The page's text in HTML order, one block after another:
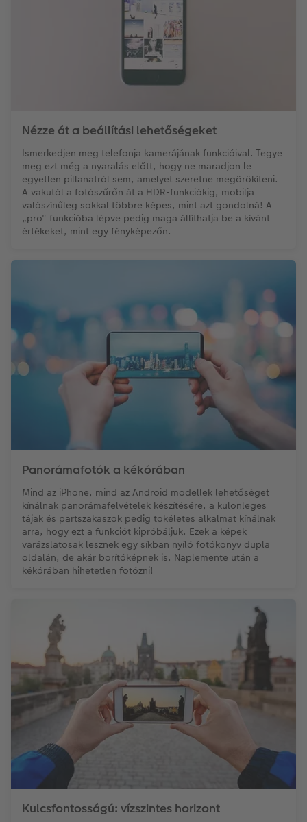
Nézze át a beállítási lehetőségeket
Ismerkedjen meg telefonja kamerájának funkcióival. Tegye
meg ezt még a nyaralás előtt, hogy ne maradjon le
egyetlen pillanatról sem, amelyet szeretne megörökíteni.
A vakutól a fotószűrőn át a HDR-funkciókig, mobilja
valószínűleg sokkal többre képes, mint azt gondolná! A
„pro" funkcióba lépve pedig maga állíthatja be a kívánt
értékeket, mint egy fényképezőn.
Panorámafotók a kékórában
Mind az iPhone, mind az Android modellek lehetőséget
kínálnak panorámafelvételek készítésére, a különleges
tájak és partszakaszok pedig tökéletes alkalmat kínálnak
arra, hogy ezt a funkciót kipróbáljuk. Ezek a képek
varázslatosak lesznek egy síkban nyíló fotókönyv dupla
oldalán, de akár borítóképnek is. Naplemente után a
kékórában hihetetlen fotózni!
Kulcsfontosságú: vízszintes horizont